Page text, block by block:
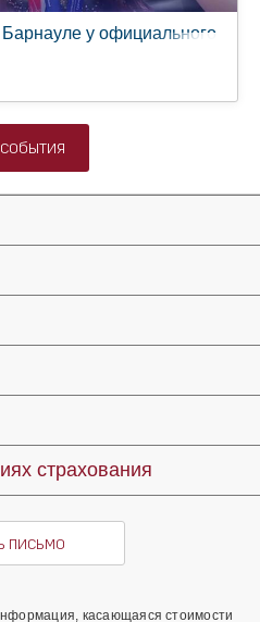
у официального
страхования
письмо
касающаяся стоимости